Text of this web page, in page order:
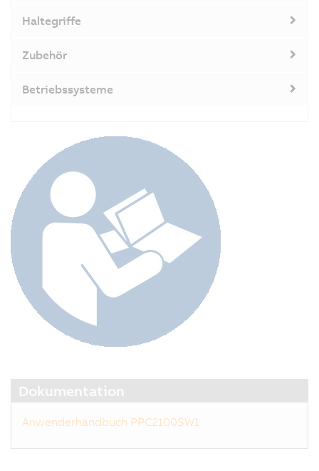
Haltegriffe
Zubehör
Betriebssysteme
Dokumentation
Anwenderhandbuch PPC2100SW1